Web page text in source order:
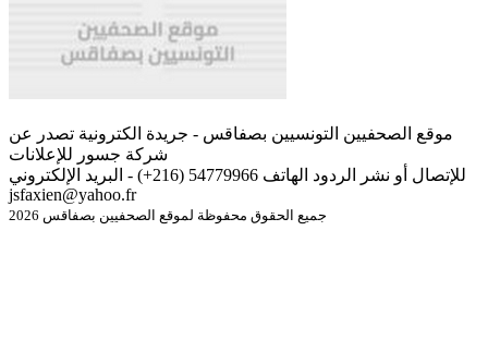
موقع الصحفيين التونسيين بصفاقس - جريدة الكترونية تصدر عن
شركة جسور للإعلانات
للإتصال أو نشر الردود الهاتف 54779966 (216+) - البريد الإلكتروني
jsfaxien@yahoo.fr
جميع الحقوق محفوظة لموقع الصحفيين بصفاقس 2026